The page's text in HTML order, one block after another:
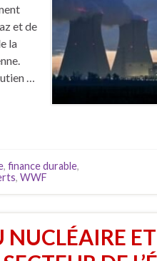
et de
la
…
, finance durable,
, WWF
NUCLÉAIRE